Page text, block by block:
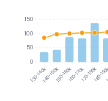
130-140k140-150k150-160k160-170k170-180k180-
150
100
50
0